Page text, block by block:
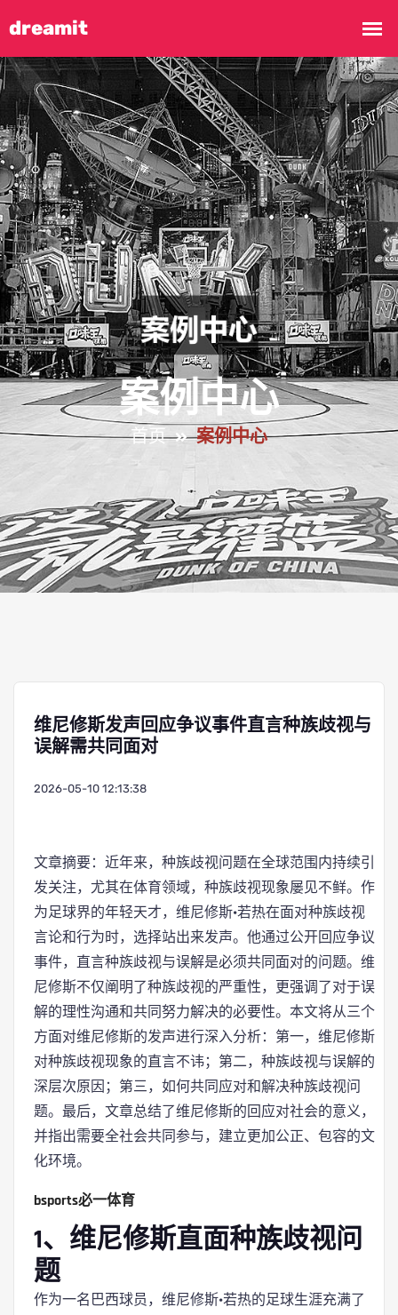
案例中心
首页 案例中心
维尼修斯发声回应争议事件直言种族歧视与
误解需共同面对
2026-05-10 12:13:38
文章摘要：近年来，种族歧视问题在全球范围内持续引
发关注，尤其在体育领域，种族歧视现象屡见不鲜。作
为足球界的年轻天才，维尼修斯·若热在面对种族歧视
言论和行为时，选择站出来发声。他通过公开回应争议
事件，直言种族歧视与误解是必须共同面对的问题。维
尼修斯不仅阐明了种族歧视的严重性，更强调了对于误
解的理性沟通和共同努力解决的必要性。本文将从三个
方面对维尼修斯的发声进行深入分析：第一，维尼修斯
对种族歧视现象的直言不讳；第二，种族歧视与误解的
深层次原因；第三，如何共同应对和解决种族歧视问
题。最后，文章总结了维尼修斯的回应对社会的意义，
并指出需要全社会共同参与，建立更加公正、包容的文
化环境。
bsports必一体育
1、维尼修斯直面种族歧视问
题
作为一名巴西球员，维尼修斯·若热的足球生涯充满了